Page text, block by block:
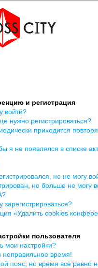
и регистрация
войти?
нужно регистрироваться?
приходится
я не появлялся в списке
но не могу
но больше не могу
«Удалить cookies
пользователя
мои настройки?
время!
пояс, но время всё равно